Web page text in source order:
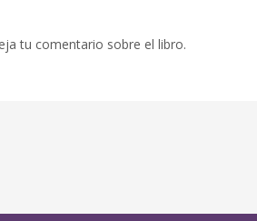
tu comentario sobre el libro.